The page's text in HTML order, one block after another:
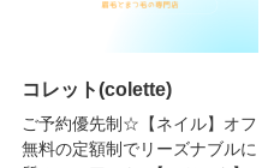
コレット(colette)
ご予約優先制☆【ネイル】オフ
無料の定額制でリーズナブルに